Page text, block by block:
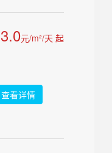
3.0元/m²/天 起
查看详情